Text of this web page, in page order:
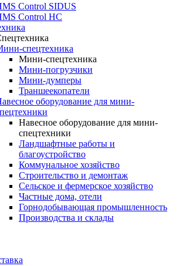
Control SIDUS
Control HC
спецтехника
Мини-спецтехника
Мини-погрузчики
Мини-думперы
Траншеекопатели
оборудование для мини-
Навесное оборудование для мини-
спецтехники
Ландшафтные работы и
благоустройство
Коммунальное хозяйство
Строительство и демонтаж
Сельское и фермерское хозяйство
Частные дома, отели
Горнодобывающая промышленность
Производства и склады